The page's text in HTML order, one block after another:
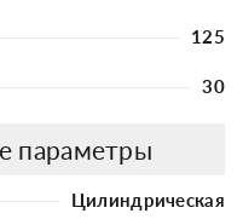
125
30
параметры
Цилиндрическая